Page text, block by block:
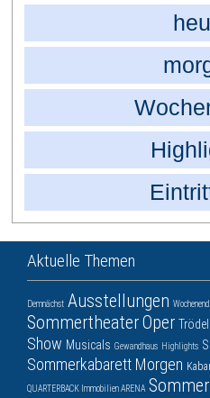
Aktuelle Themen
Demnächst Ausstellungen
SommertheaterOper
Show Musicals Gewandhaus Highlights
Sommerkabarett Morgen
QUARTERBACK Immobilien ARENA